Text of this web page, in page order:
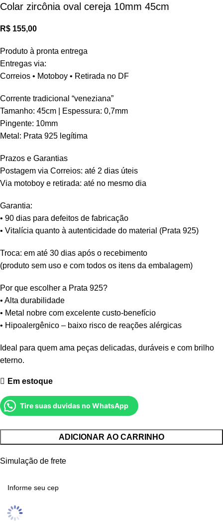
Colar zircônia oval cereja 10mm 45cm
R$
Produto à pronta entrega
Entregas via:
Correios • Motoboy • Retirada no DF
Corrente tradicional “veneziana”
Tamanho: 45cm | Espessura: 0,7mm
Pingente: 10mm
Metal: Prata 925 legítima
Prazos e Garantias
Postagem via Correios: até 2 dias úteis
Via motoboy e retirada: até no mesmo dia
Garantia:
• 90 dias para defeitos de fabricação
• Vitalícia quanto à autenticidade do material (Prata 925)
Troca: em até 30 dias após o recebimento
(produto sem uso e com todos os itens da embalagem)
Por que escolher a Prata 925?
• Alta durabilidade
• Metal nobre com excelente custo-benefício
• Hipoalergênico – baixo risco de reações alérgicas
Ideal para quem ama peças delicadas, duráveis e com brilho
eterno.
Em estoque
Tire suas duvidas no WhatsApp
ADICIONAR AO CARRINHO
Simulação de frete